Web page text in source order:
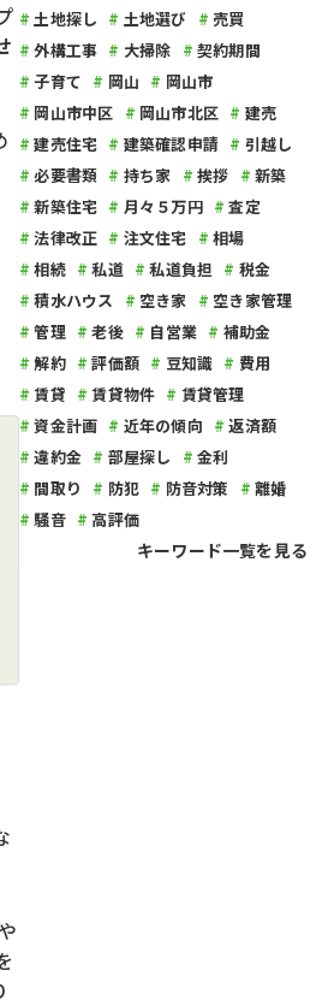
土地探し
土地選び
売買
外構工事
大掃除
契約期間
子育て
岡山
岡山市
岡山市中区
岡山市北区
建売
建売住宅
建築確認申請
引越し
必要書類
持ち家 挨拶
新築
新築住宅
月々５万円
査定
法律改正
注文住宅
相場
相続
私道 私道負担
税金
積水ハウス
空き家
空き家管理
管理
老後 自営業
補助金
解約
評価額 豆知識
費用
賃貸
賃貸物件
賃貸管理
資金計画
近年の傾向
返済額
違約金
部屋探し
金利
間取り
防犯 防音対策
離婚
騒音
高評価
キーワード一覧を見る